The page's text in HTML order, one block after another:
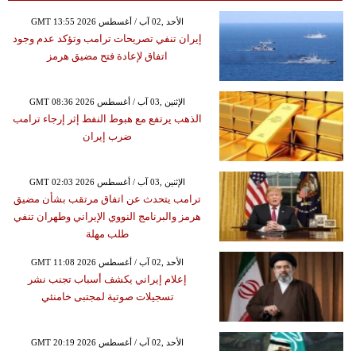
GMT 13:55 2026 الأحد ,02 آب / أغسطس
إيران تنفي تصريحات ترامب وتؤكد عدم وجود
اتفاق لإعادة فتح مضيق هرمز
GMT 08:36 2026 الإثنين ,03 آب / أغسطس
الذهب يرتفع مع هبوط النفط إثر إرجاء ترامب
ضرب إيران
GMT 02:03 2026 الإثنين ,03 آب / أغسطس
ترامب يتحدث عن اتفاق مرتقب بشأن مضيق
هرمز والبرنامج النووي الإيراني وطهران تنفي
طلب مهلة
GMT 11:08 2026 الأحد ,02 آب / أغسطس
إعلام إيراني يكشف أسباب تجنب نشر
تسجيلات صوتية لمجتبى خامنئي
GMT 20:19 2026 الأحد ,02 آب / أغسطس